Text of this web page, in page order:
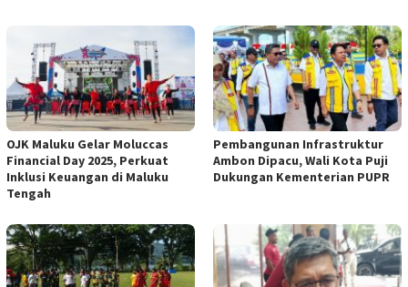
OJK Maluku Gelar Moluccas
Financial Day 2025, Perkuat
Inklusi Keuangan di Maluku
Tengah
Pembangunan Infrastruktur
Ambon Dipacu, Wali Kota Puji
Dukungan Kementerian PUPR